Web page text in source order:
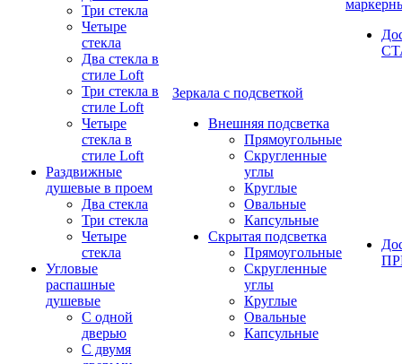
Три стекла
Четыре
стекла
Два стекла в
стиле Loft
Три стекла в
стиле Loft
Четыре
стекла в
стиле Loft
Раздвижные
душевые в проем
Два стекла
Три стекла
Четыре
стекла
Угловые
распашные
душевые
С одной
дверью
С двумя
Зеркала с подсветкой
Внешняя подсветка
Прямоугольные
Скругленные
углы
Круглые
Овальные
Капсульные
Скрытая подсветка
Прямоугольные
Скругленные
углы
Круглые
Овальные
Капсульные